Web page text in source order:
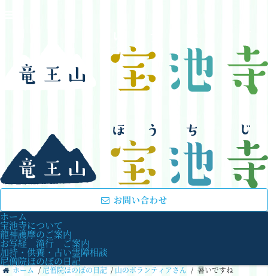
お問い合わせ
ホーム
宝池寺について
龍神護摩のご案内
お写経 滝行 ご案内
加持・供養・占い霊障相談
尼僧院ほのぼの日記
ホーム / 尼僧院ほのぼの日記 / 山のボランティアさん / 暑いですね